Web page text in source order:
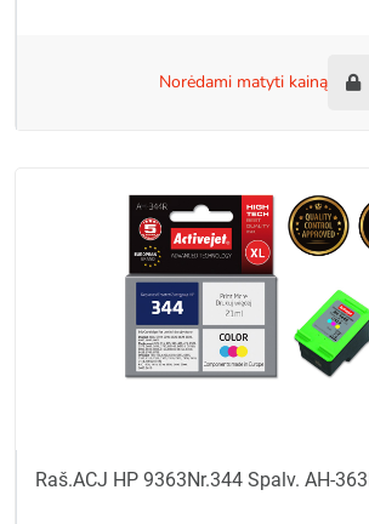
norėdami matyti kainą
Raš.ACJ HP 9363Nr.344 Spalv. AH-